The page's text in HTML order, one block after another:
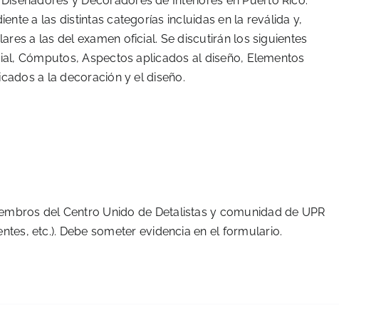
a las distintas categorías incluidas en la reválida y,
a las del examen oficial. Se discutirán los siguientes
Cómputos, Aspectos aplicados al diseño, Elementos
a la decoración y el diseño.
del Centro Unido de Detalistas y comunidad de UPR
etc.). Debe someter evidencia en el formulario.